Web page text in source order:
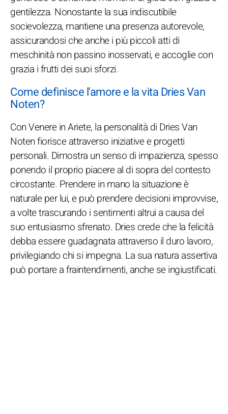
gentilezza. Nonostante la sua indiscutibile
socievolezza, mantiene una presenza autorevole,
assicurandosi che anche i più piccoli atti di
meschinità non passino inosservati, e accoglie con
grazia i frutti dei suoi sforzi.
Come definisce l'amore e la vita Dries Van
Noten?
Con Venere in Ariete, la personalità di Dries Van
Noten fiorisce attraverso iniziative e progetti
personali. Dimostra un senso di impazienza, spesso
ponendo il proprio piacere al di sopra del contesto
circostante. Prendere in mano la situazione è
naturale per lui, e può prendere decisioni improvvise,
a volte trascurando i sentimenti altrui a causa del
suo entusiasmo sfrenato. Dries crede che la felicità
debba essere guadagnata attraverso il duro lavoro,
privilegiando chi si impegna. La sua natura assertiva
può portare a fraintendimenti, anche se ingiustificati.